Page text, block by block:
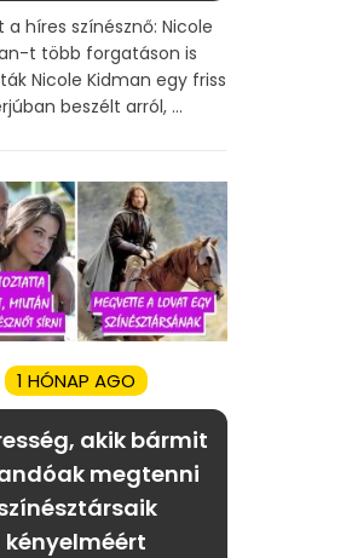
a híres színésznő: Nicole
t több forgatáson is
Nicole Kidman egy friss
beszélt arról, ...
1 HÓNAP AGO
akik bármit
megtenni
kényelméért